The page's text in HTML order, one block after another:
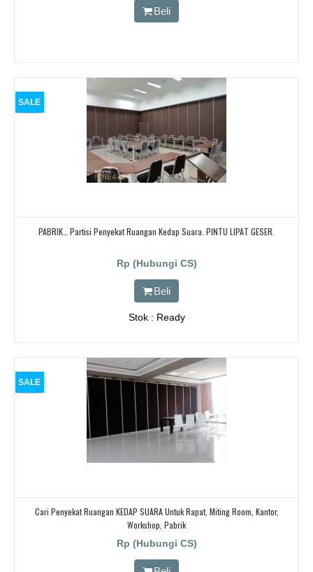
Beli
SALE
PABRIK… Partisi Penyekat Ruangan Kedap Suara. PINTU LIPAT GESER.
Rp (Hubungi CS)
Beli
Stok : Ready
SALE
Cari Penyekat Ruangan KEDAP SUARA Untuk Rapat, Miting Room, Kantor,
Workshop, Pabrik
Rp (Hubungi CS)